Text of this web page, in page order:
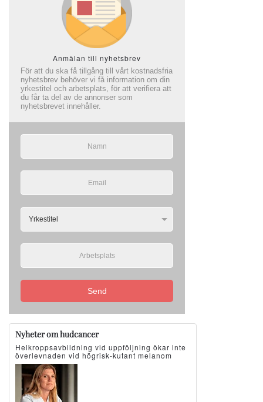
Anmälan till nyhetsbrev
För att du ska få tillgång till vårt kostnadsfria
nyhetsbrev behöver vi få information om din
yrkestitel och arbetsplats, för att verifiera att
du får ta del av de annonser som
nyhetsbrevet innehåller.
Send
Nyheter om hudcancer
Helkroppsavbildning vid uppföljning ökar inte
överlevnaden vid högrisk-kutant melanom